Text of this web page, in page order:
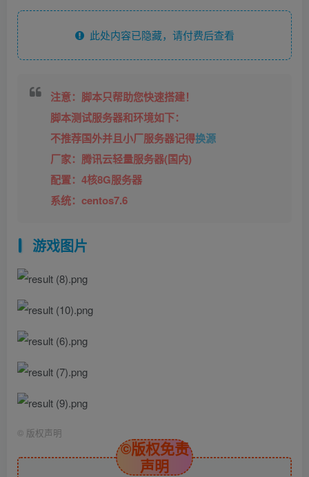
此处内容已隐藏，请付费后查看
注意：脚本只帮助您快速搭建！
脚本测试服务器和环境如下：
不推荐国外并且小厂服务器记得换源
厂家：腾讯云轻量服务器(国内)
配置：4核8G服务器
系统：centos7.6
游戏图片
© 版权声明
©版权免责
声明